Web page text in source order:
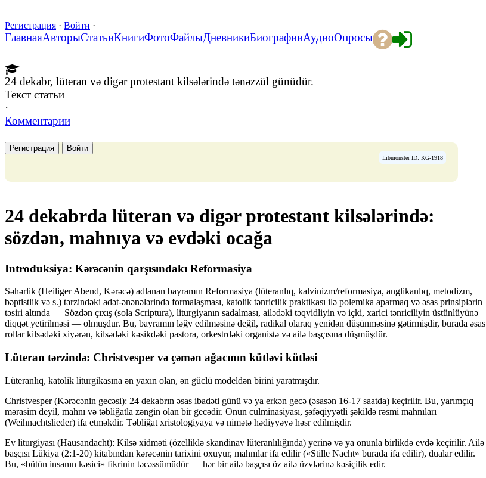
Регистрация · Войти ·
ГлавнаяАвторыСтатьиКнигиФотоФайлыДневникиБиографииАудиоОпросы
24 dekabr, lüteran və digər protestant kilsələrində tənəzzül günüdür.
Текст статьи
·
Комментарии
Регистрация Войти
Libmonster ID: KG-1918
24 dekabrda lüteran və digər protestant kilsələrində:
sözdən, mahnıya və evdəki ocağa
Introduksiya: Kərəcənin qarşısındakı Reformasiya
Səhərlik (Heiliger Abend, Kərəcə) adlanan bayramın Reformasiya (lüteranlıq, kalvinizm/reformasiya, anglikanlıq, metodizm,
bəptistlik və s.) tərzindəki adət-ənənələrində formalaşması, katolik tənricilik praktikası ilə polemika aparmaq və əsas prinsiplərin
təsiri altında — Sözdən çıxış (sola Scriptura), liturgiyanın sadalması, ailədəki təqvidliyin və içki, xarici tənriciliyin üstünlüyünə
diqqət yetirilməsi — olmuşdur. Bu, bayramın ləğv edilməsinə değil, radikal olaraq yenidən düşünməsinə gətirmişdir, burada əsas
rollar kilsədəki xiyərən, kilsədəki kəsikdəki pastora, orkestrdəki organistə və ailə başçısına düşmüşdür.
Lüteran tərzində: Christvesper və çəmən ağacının kütləvi kütləsi
Lüteranlıq, katolik liturgikasına ən yaxın olan, ən güclü modeldən birini yaratmışdır.
Christvesper (Kərəcənin gecəsi): 24 dekabrın əsas ibadəti günü və ya erkən gecə (əsasən 16-17 saatda) keçirilir. Bu, yarımçıq
mərasim deyil, mahnı və təbliğatla zəngin olan bir gecədir. Onun culminasiyası, şəfəqiyyətli şəkildə rəsmi mahnıları
(Weihnachtslieder) ifa etməkdir. Təbliğat xristologiyaya və nimətə hədiyyəyə həsr edilmişdir.
Ev liturgiyası (Hausandacht): Kilsə xidməti (özelliklə skandinav lüteranlılığında) yerinə və ya onunla birlikdə evdə keçirilir. Ailə
başçısı Lükiya (2:1-20) kitabından kərəcənin tarixini oxuyur, mahnılar ifa edilir («Stille Nacht» burada ifa edilir), dualar edilir.
Bu, «bütün insanın kəsici» fikrinin təcəssümüdür — hər bir ailə başçısı öz ailə üzvlərinə kəsiçilik edir.